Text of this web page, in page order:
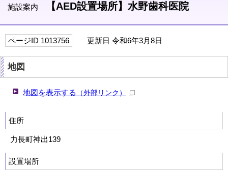
施設案内 【AED設置場所】水野歯科医院
ページID 1013756 更新日 令和6年3月8日
地図
地図を表示する （外部リンク）
住所
力長町神出139
設置場所